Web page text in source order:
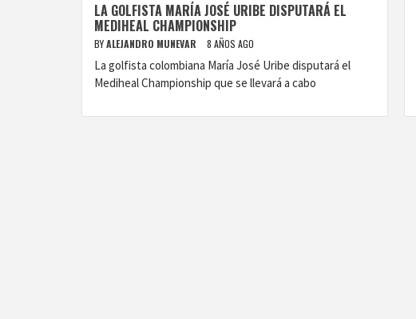
LA GOLFISTA MARÍA JOSÉ URIBE DISPUTARÁ EL
MEDIHEAL CHAMPIONSHIP
BYALEJANDRO MUNEVAR 8 AÑOS AGO
La golfista colombiana María José Uribe disputará el
Mediheal Championship que se llevará a cabo